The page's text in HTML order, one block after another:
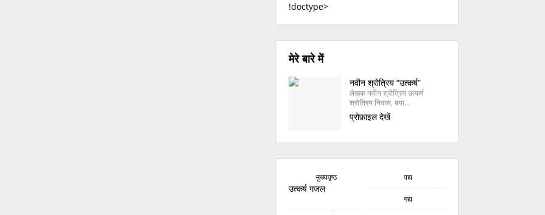
!doctype>
मेरे बारे में
नवीन श्रोत्रिय “उत्कर्ष”
लेखक नवीन श्रोत्रिय उत्कर्ष
श्रोत्रिय निवास, बया…
प्रोफ़ाइल देखें
मुख्यपृष्ठ पद्य
उत्कर्ष गजल
गद्य